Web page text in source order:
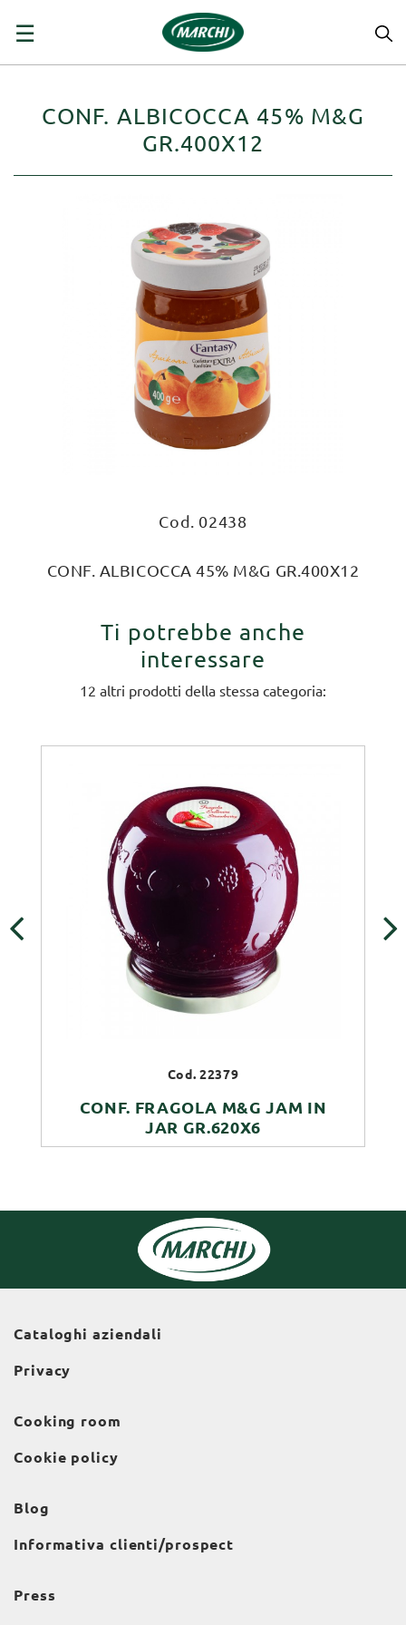
navigazione
☰
CONF. ALBICOCCA 45% M&G
GR.400X12
Cod. 02438
CONF. ALBICOCCA 45% M&G GR.400X12
Ti potrebbe anche
interessare
12 altri prodotti della stessa categoria:
Cod. 22379
CONF. FRAGOLA M&G JAM IN
JAR GR.620X6
Cataloghi aziendali
Privacy
Cooking room
Cookie policy
Blog
Informativa clienti/prospect
Press